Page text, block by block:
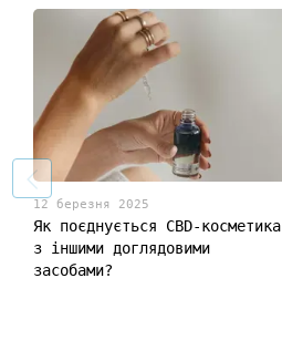
12 березня 2025
Як поєднується CBD-косметика
з іншими доглядовими
засобами?